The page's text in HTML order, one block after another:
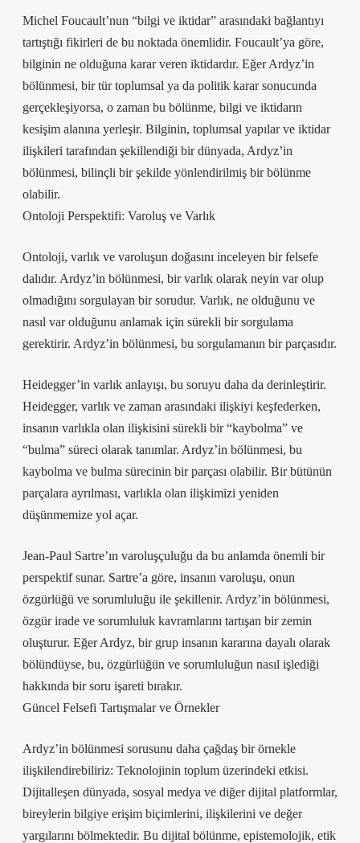
Michel Foucault’nun “bilgi ve iktidar” arasındaki bağlantıyı
tartıştığı fikirleri de bu noktada önemlidir. Foucault’ya göre,
bilginin ne olduğuna karar veren iktidardır. Eğer Ardyz’in
bölünmesi, bir tür toplumsal ya da politik karar sonucunda
gerçekleşiyorsa, o zaman bu bölünme, bilgi ve iktidarın
kesişim alanına yerleşir. Bilginin, toplumsal yapılar ve iktidar
ilişkileri tarafından şekillendiği bir dünyada, Ardyz’in
bölünmesi, bilinçli bir şekilde yönlendirilmiş bir bölünme
olabilir.
Ontoloji Perspektifi: Varoluş ve Varlık
Ontoloji, varlık ve varoluşun doğasını inceleyen bir felsefe
dalıdır. Ardyz’in bölünmesi, bir varlık olarak neyin var olup
olmadığını sorgulayan bir sorudur. Varlık, ne olduğunu ve
nasıl var olduğunu anlamak için sürekli bir sorgulama
gerektirir. Ardyz’in bölünmesi, bu sorgulamanın bir parçasıdır.
Heidegger’in varlık anlayışı, bu soruyu daha da derinleştirir.
Heidegger, varlık ve zaman arasındaki ilişkiyi keşfederken,
insanın varlıkla olan ilişkisini sürekli bir “kaybolma” ve
“bulma” süreci olarak tanımlar. Ardyz’in bölünmesi, bu
kaybolma ve bulma sürecinin bir parçası olabilir. Bir bütünün
parçalara ayrılması, varlıkla olan ilişkimizi yeniden
düşünmemize yol açar.
Jean-Paul Sartre’ın varoluşçuluğu da bu anlamda önemli bir
perspektif sunar. Sartre’a göre, insanın varoluşu, onun
özgürlüğü ve sorumluluğu ile şekillenir. Ardyz’in bölünmesi,
özgür irade ve sorumluluk kavramlarını tartışan bir zemin
oluşturur. Eğer Ardyz, bir grup insanın kararına dayalı olarak
bölündüyse, bu, özgürlüğün ve sorumluluğun nasıl işlediği
hakkında bir soru işareti bırakır.
Güncel Felsefi Tartışmalar ve Örnekler
Ardyz’in bölünmesi sorusunu daha çağdaş bir örnekle
ilişkilendirebiliriz: Teknolojinin toplum üzerindeki etkisi.
Dijitalleşen dünyada, sosyal medya ve diğer dijital platformlar,
bireylerin bilgiye erişim biçimlerini, ilişkilerini ve değer
yargılarını bölmektedir. Bu dijital bölünme, epistemolojik, etik